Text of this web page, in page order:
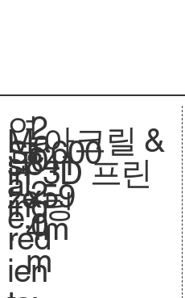
연
도
:
2
0
2
0
Ma
in
ing
red
ien
Sc
al
e.
아크릴 &
3D 프린
팅
1:600
si
ze
.
841
x59
4m
m